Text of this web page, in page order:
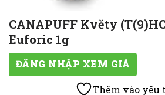
CANAPUFF Květy
Euforic 1g
ĐĂNG NHẬP XEM GIÁ
Thêm vào yêu